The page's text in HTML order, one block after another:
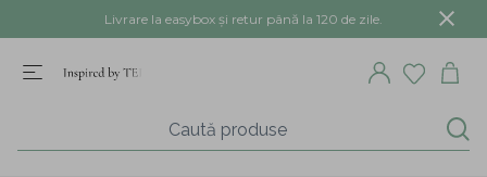
Livrare la easybox și retur până la 120 de zile.